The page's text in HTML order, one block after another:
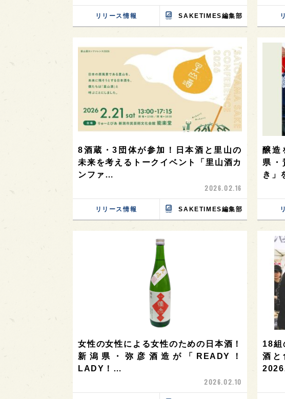
リリース情報 SAKETIMES編集部
8酒蔵・3団体が参加！日本酒と里山の
未来を考えるトークイベント「里山酒カ
ンファ…
2026.02.16
リリース情報 SAKETIMES編集部
醸造
県・
き」
女性の女性による女性のための日本酒！
新潟県・弥彦酒造が「READY！
LADY！…
2026.02.10
18組
酒と